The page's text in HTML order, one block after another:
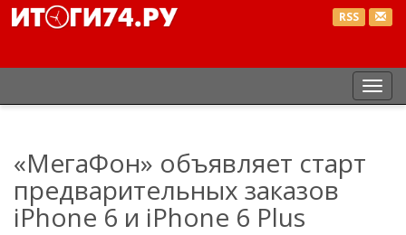
RSS
«МегаФон» объявляет старт
предварительных заказов
iPhone 6 и iPhone 6 Plus